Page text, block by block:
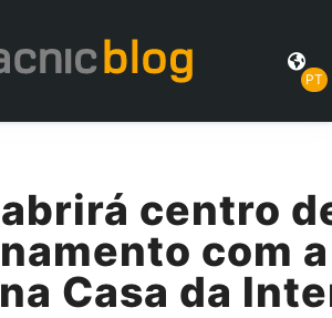
PT
abrirá centro
com a
Casa da